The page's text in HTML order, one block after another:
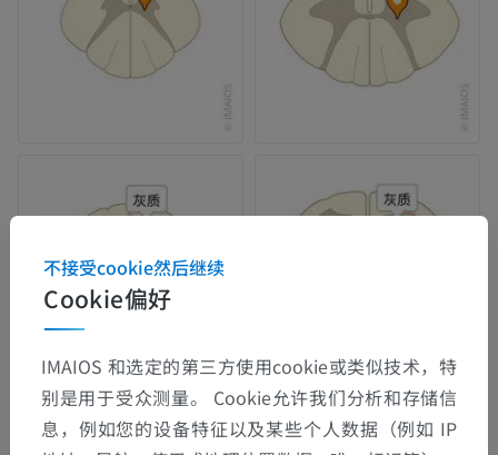
Cookie偏好
不接受cookie然后继续
IMAIOS 和选定的第三方使用cookie或类似技术，特
别是用于受众测量。 Cookie允许我们分析和存储信
息，例如您的设备特征以及某些个人数据（例如 IP